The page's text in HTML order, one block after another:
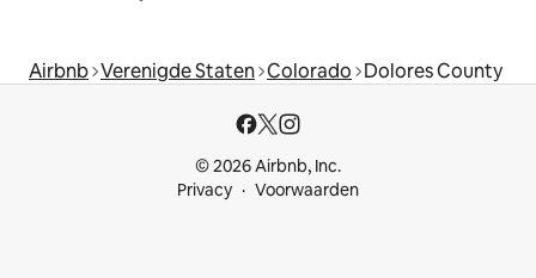
Airbnb Verenigde Staten Colorado Dolores County
© 2026 Airbnb, Inc.
Privacy
Voorwaarden